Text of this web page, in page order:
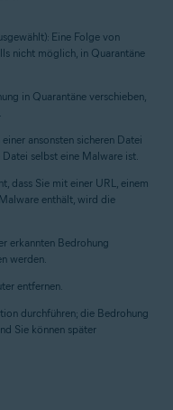
Eine Folge von
nicht möglich, in Quarantäne
in Quarantäne verschieben,
ansonsten sicheren Datei
selbst eine Malware ist.
dass Sie mit einer URL, einem
enthält, wird die
erkannten Bedrohung
werden.
entfernen.
durchführen; die Bedrohung
Sie können später